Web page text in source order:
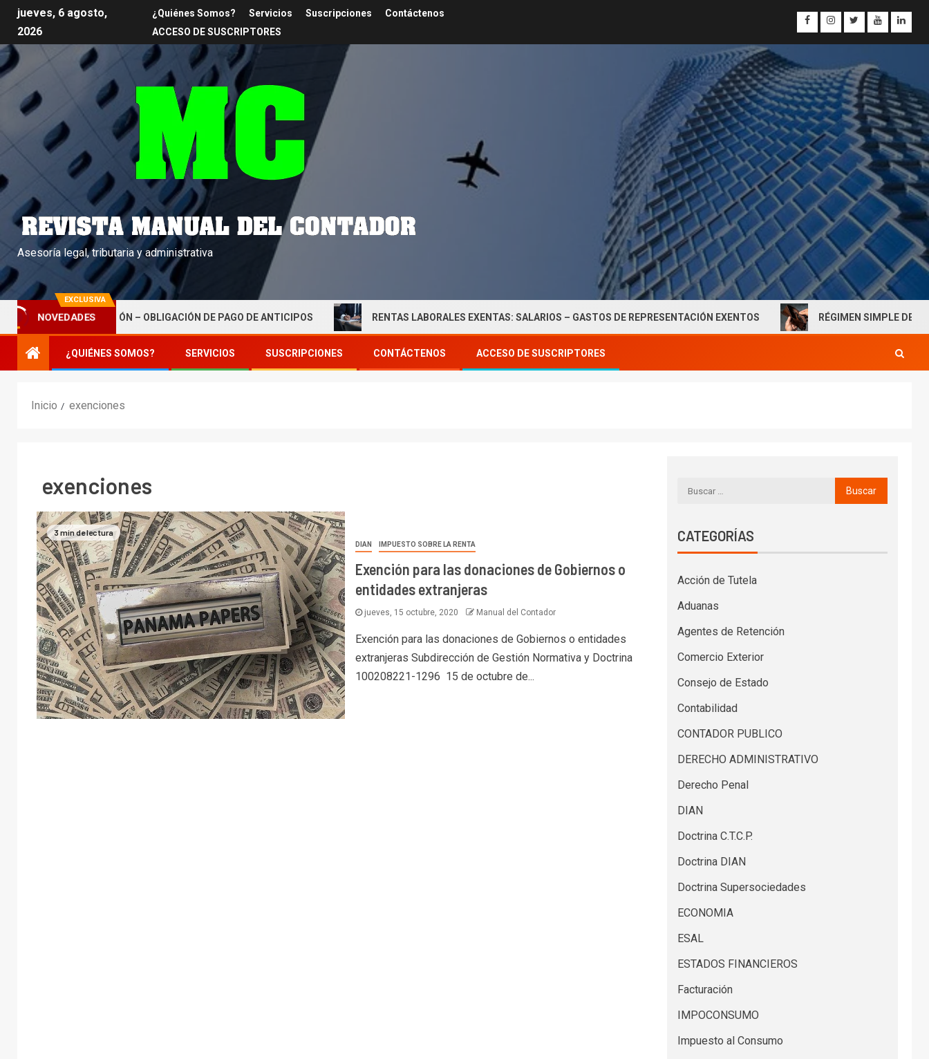
jueves, 6 agosto,
2026
¿Quiénes Somos? Servicios Suscripciones
Contáctenos
ACCESO DE SUSCRIPTORES
Asesoría legal, tributaria y administrativa
EXCLUSIVA
NOVEDADES
DE TRIBUTACIÓN – OBLIGACIÓN DE PAGO DE ANTICIPOS RENTAS LABORALES EXENTAS: SALARIOS – GASTOS DE REPRESENTACIÓN EXENTOS RÉGIMEN SIMPLE DE
¿QUIÉNES SOMOS? SERVICIOS SUSCRIPCIONES CONTÁCTENOS ACCESO DE SUSCRIPTORES
Inicio exenciones
exenciones
3 min de lectura
DIAN IMPUESTO SOBRE LA RENTA
Exención para las donaciones de Gobiernos o
entidades extranjeras
jueves, 15 octubre, 2020 Manual del Contador
Exención para las donaciones de Gobiernos o entidades
extranjeras Subdirección de Gestión Normativa y Doctrina
100208221-1296 15 de octubre de...
CATEGORÍAS
Acción de Tutela
Aduanas
Agentes de Retención
Comercio Exterior
Consejo de Estado
Contabilidad
CONTADOR PUBLICO
DERECHO ADMINISTRATIVO
Derecho Penal
DIAN
Doctrina C.T.C.P.
Doctrina DIAN
Doctrina Supersociedades
ECONOMIA
ESAL
ESTADOS FINANCIEROS
Facturación
IMPOCONSUMO
Impuesto al Consumo